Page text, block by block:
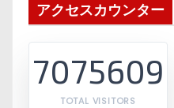
アクセスカウンター
7075609
TOTAL VISITORS